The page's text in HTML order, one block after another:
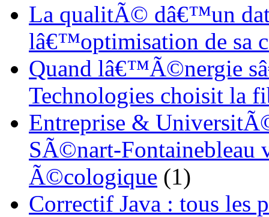
La qualitÃ© dâ€™un
lâ€™optimisation de sa
Quand lâ€™Ã©nergie
Technologies choisit la
Entreprise &
SÃ©nart-Fontainebleau
Ã©cologique (1)
Correctif Java : tous les